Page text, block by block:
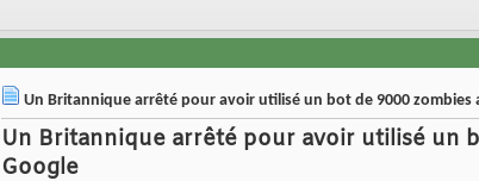
Un Britannique arrêté pour avoir utilisé un bot de 9000 zombies
Un Britannique arrêté pour avoir utilisé un
Google